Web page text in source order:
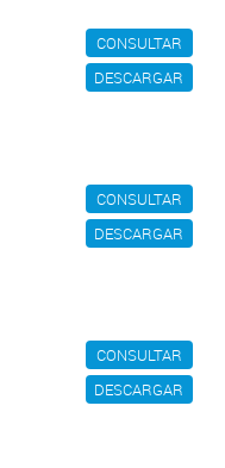
CONSULTAR
DESCARGAR
CONSULTAR
DESCARGAR
CONSULTAR
DESCARGAR